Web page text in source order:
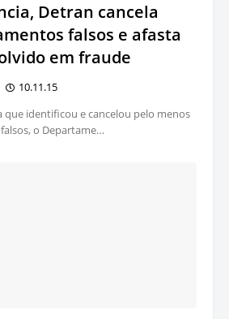
Detran cancela
falsos e afasta
em fraude
10.11.15
que identificou e cancelou pelo menos
o Departame…